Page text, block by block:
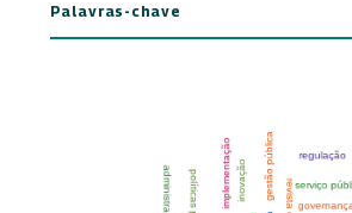
Palavras-chave